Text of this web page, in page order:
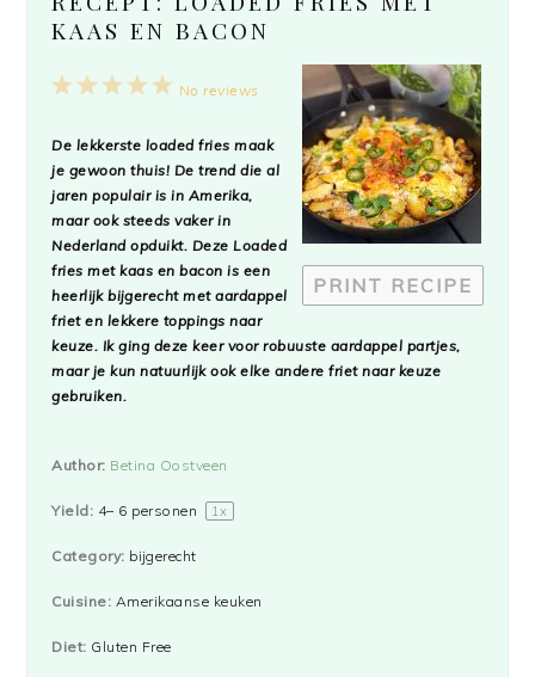
KAAS EN BACON
PRINT RECIPE
5
4
3
2
1
No reviews
De lekkerste loaded fries maak
je gewoon thuis! De trend die al
jaren populair is in Amerika,
maar ook steeds vaker in
Nederland opduikt. Deze Loaded
fries met kaas en bacon is een
heerlijk bijgerecht met aardappel
friet en lekkere toppings naar
keuze. Ik ging deze keer voor robuuste aardappel partjes,
maar je kun natuurlijk ook elke andere friet naar keuze
gebruiken.
Author: Betina Oostveen
Yield: 4– 6 personen 1x
Category: bijgerecht
Cuisine: Amerikaanse keuken
Diet: Gluten Free